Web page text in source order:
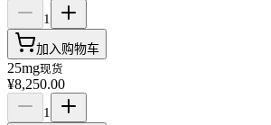
1
加入购物车
25mg现货
¥8,250.00
1